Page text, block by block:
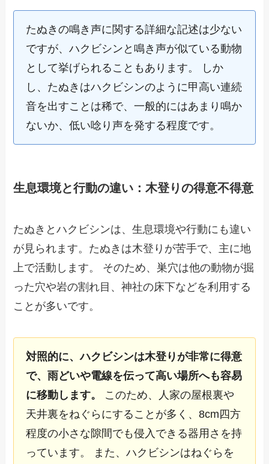
たぬきの鳴き声に関する詳細な記述は少ない
ですが、ハクビシンと鳴き声が似ている動物
として挙げられることもあります。 しか
し、たぬきはハクビシンのように甲高い連続
音を出すことは稀で、一般的にはあまり鳴か
ないか、低い唸り声を発する程度です。
生息環境と行動の違い：木登りの得意不得意
たぬきとハクビシンは、生息環境や行動にも違い
が見られます。たぬきは木登りが苦手で、主に地
上で活動します。 そのため、巣穴は他の動物が掘
った穴や岩の割れ目、神社の床下などを利用する
ことが多いです。
対照的に、ハクビシンは木登りが非常に得意
で、雨どいや電線を伝って高い場所へも容易
に移動します。
このため、人家の屋根裏や
天井裏をねぐらにすることが多く、8cm四方
程度の小さな隙間でも侵入できる器用さを持
っています。 また、ハクビシンはねぐらを